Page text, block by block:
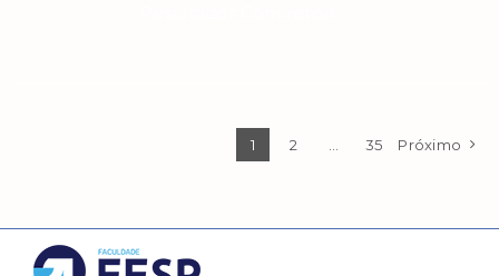
1 2 35 Próximo